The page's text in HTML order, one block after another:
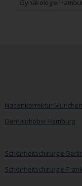
Gynäkologie
Nasenkorrektur München
Dentalphobie Hamburg
Schönheitschirurgie
Schönheitschirurgie